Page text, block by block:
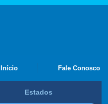
Início Fale Conosco
Estados